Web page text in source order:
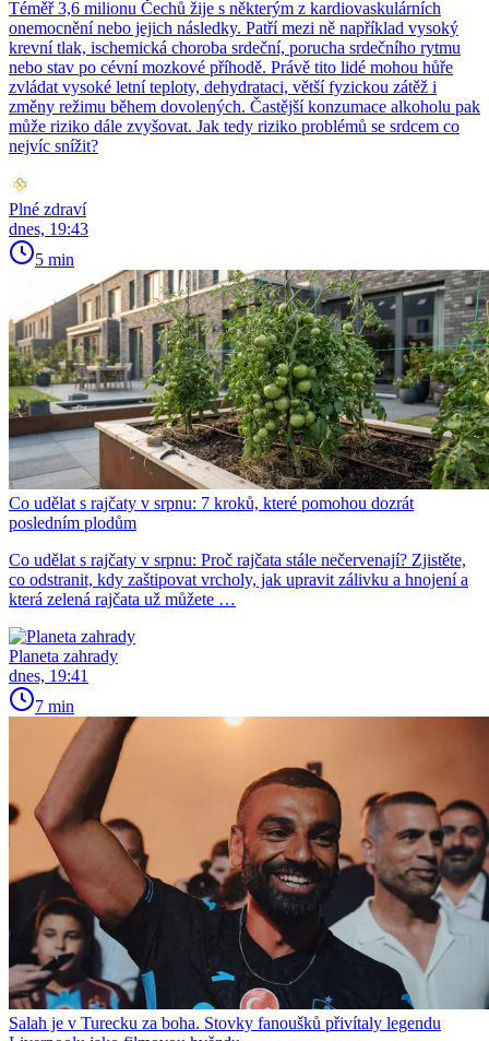
Téměř 3,6 milionu Čechů žije s některým z kardiovaskulárních
onemocnění nebo jejich následky. Patří mezi ně například vysoký
krevní tlak, ischemická choroba srdeční, porucha srdečního rytmu
nebo stav po cévní mozkové příhodě. Právě tito lidé mohou hůře
zvládat vysoké letní teploty, dehydrataci, větší fyzickou zátěž i
změny režimu během dovolených. Častější konzumace alkoholu pak
může riziko dále zvyšovat. Jak tedy riziko problémů se srdcem co
nejvíc snížit?
Plné zdraví
dnes, 19:43
5 min
Co udělat s rajčaty v srpnu: 7 kroků, které pomohou dozrát
posledním plodům
Co udělat s rajčaty v srpnu: Proč rajčata stále nečervenají? Zjistěte,
co odstranit, kdy zaštipovat vrcholy, jak upravit zálivku a hnojení a
která zelená rajčata už můžete …
Planeta zahrady
dnes, 19:41
7 min
Salah je v Turecku za boha. Stovky fanoušků přivítaly legendu